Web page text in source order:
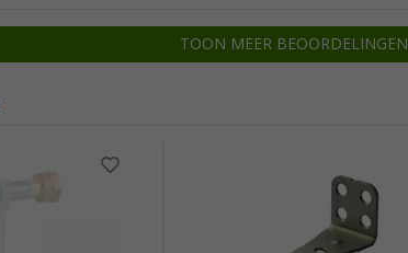
TOON MEER BEOORDELINGEN